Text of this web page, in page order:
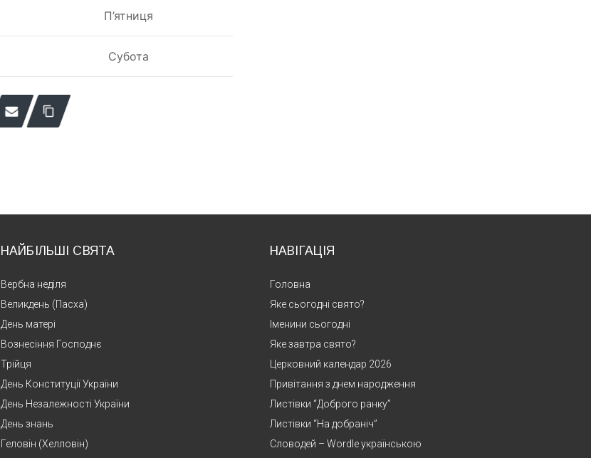
П’ятниця
Субота
НАЙБІЛЬШІ СВЯТА
Вербна неділя
Великдень (Пасха)
День матері
Вознесіння Господнє
Трійця
День Конституції України
День Незалежності України
День знань
Геловін (Хелловін)
НАВІГАЦІЯ
Головна
Яке сьогодні свято?
Іменини сьогодні
Яке завтра свято?
Церковний календар 2026
Привітання з днем народження
Листівки “Доброго ранку”
Листівки “На добраніч”
Словодей – Wordle українською